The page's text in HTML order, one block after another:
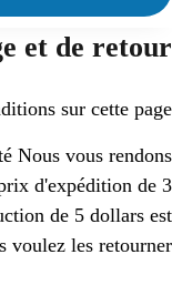
et de retour
sur cette page :
Nous vous rendons
d'expédition de 3
de 5 dollars est
voulez les retourner